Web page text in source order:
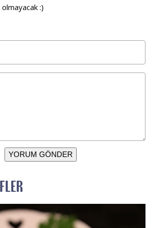
:)
YORUM GÖNDER